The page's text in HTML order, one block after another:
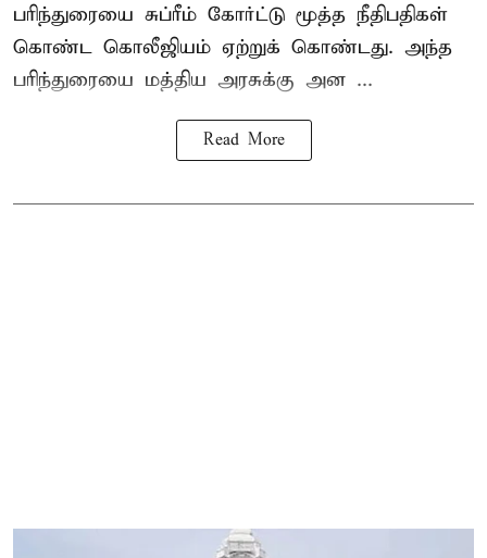
பரிந்துரையை சுப்ரீம் கோர்ட்டு மூத்த நீதிபதிகள்
கொண்ட கொலீஜியம் ஏற்றுக் கொண்டது. அந்த
பரிந்துரையை மத்திய அரசுக்கு அன ...
Read More